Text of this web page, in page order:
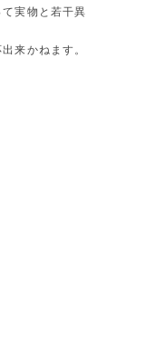
実物と若干異
来かねます。